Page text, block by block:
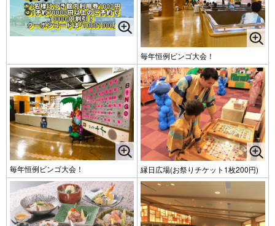
毎年恒例ビンゴ大会！
毎年恒例ビンゴ大会！ 縁日広場(お祭りチケット1枚200円)